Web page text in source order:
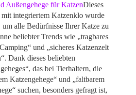
Außengehege für KatzenDieses
mit integriertem Katzenklo wurde
alle Bedürfnisse Ihrer Katze zu
beliebter Trends wie „tragbares
und „sicheres Katzenzelt
Dank dieses beliebten
das bei Tierhaltern, die
Katzengehege“ und „faltbarem
suchen, besonders gefragt ist,